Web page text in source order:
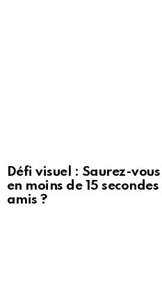
Défi visuel : Saurez-
en moins de 15
amis ?